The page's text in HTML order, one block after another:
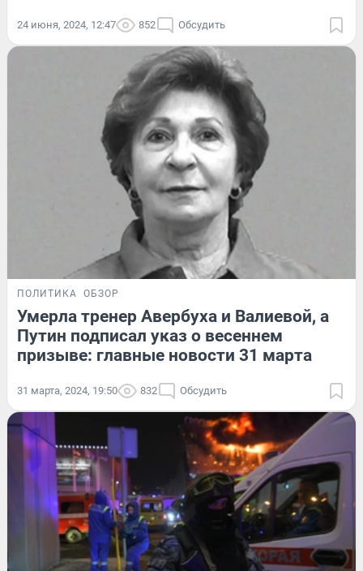
24 июня, 2024, 12:47 852 Обсудить
ПОЛИТИКА ОБЗОР
Умерла тренер Авербуха и Валиевой, а
Путин подписал указ о весеннем
призыве: главные новости 31 марта
31 марта, 2024, 19:50 832 Обсудить